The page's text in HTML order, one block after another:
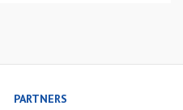
PARTNERS